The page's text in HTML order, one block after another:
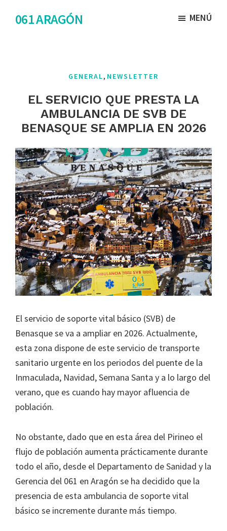
061 ARAGÓN MENÚ
GENERAL, NEWSLETTER
EL SERVICIO QUE PRESTA LA
AMBULANCIA DE SVB DE
BENASQUE SE AMPLIA EN 2026
El servicio de soporte vital básico (SVB) de
Benasque se va a ampliar en 2026. Actualmente,
esta zona dispone de este servicio de transporte
sanitario urgente en los periodos del puente de la
Inmaculada, Navidad, Semana Santa y a lo largo del
verano, que es cuando hay mayor afluencia de
población.
No obstante, dado que en esta área del Pirineo el
flujo de población aumenta prácticamente durante
todo el año, desde el Departamento de Sanidad y la
Gerencia del 061 en Aragón se ha decidido que la
presencia de esta ambulancia de soporte vital
básico se incremente durante más tiempo.